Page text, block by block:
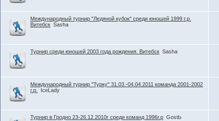
Международный турнир "Ледяной кубок" среди юношей 1999 г.р.
Витебск Sasha
Турнир среди юношей 2003 года рождения. Витебск Sasha
Международный турнир "Турку" 31.03.-04.04.2011 команда 2001-2002
г.р.
IceLady
Турнир в Гродно 23-26.12.2010г среди команд 1996г.р GostЬ